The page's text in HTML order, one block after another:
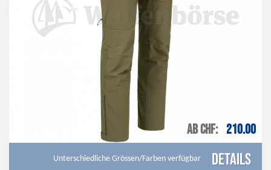
AB CHF 210.00
Unterschiedliche Grössen/Farben verfügbar Details